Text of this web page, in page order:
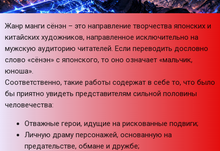
Жанр манги сёнэн – это направление творчества японских и
китайских художников, направленное исключительно на
мужскую аудиторию читателей. Если переводить дословно
слово «сёнэн» с японского, то оно означает «мальчик,
юноша».
Соответственно, такие работы содержат в себе то, что было
бы приятно увидеть представителям сильной половины
человечества:
Отважные герои, идущие на рискованные подвиги;
Личную драму персонажей, основанную на
предательстве, обмане и дружбе;